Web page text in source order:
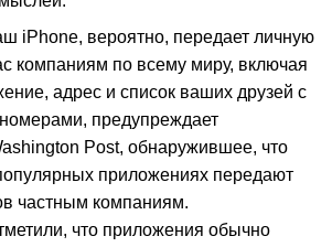
iPhone, вероятно, передает личную
компаниям по всему миру, включая
адрес и список ваших друзей с
предупреждает
Post, обнаружившее, что
приложениях передают
частным компаниям.
что приложения обычно